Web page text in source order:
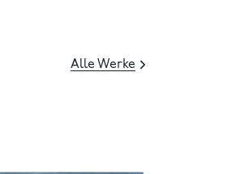
Alle Werke